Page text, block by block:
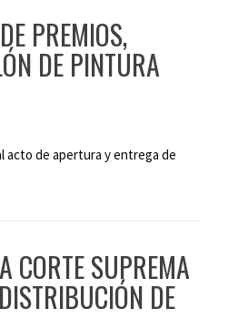
PREMIOS,
DE PINTURA
acto de apertura y entrega de
CORTE SUPREMA
DE